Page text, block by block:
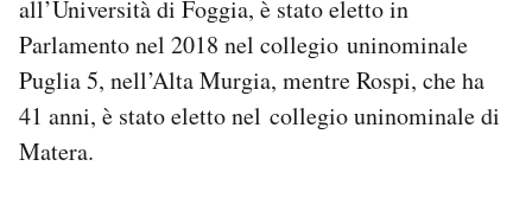
AREA PERSONALE
Area Personale
all’Università di Foggia, è stato eletto in
Parlamento nel 2018 nel collegio uninominale
Puglia 5, nell’Alta Murgia, mentre Rospi, che ha
41 anni, è stato eletto nel collegio uninominale di
Matera.